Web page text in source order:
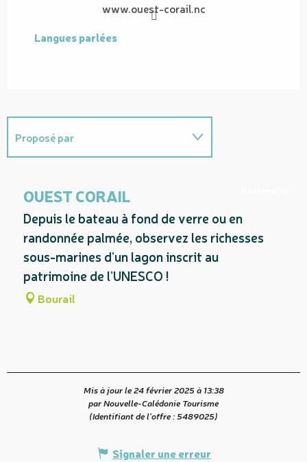
www.ouest-corail.nc
Langues parlées
Langues parlées
Proposé par
OUEST CORAIL
Depuis le bateau à fond de verre ou en
randonnée palmée, observez les richesses
sous-marines d’un lagon inscrit au
patrimoine de l’UNESCO !
Bourail
Mis à jour le 24 février 2025 à 13:38
par Nouvelle-Calédonie Tourisme
(Identifiant de l'offre :5489025)
Signaler une erreur